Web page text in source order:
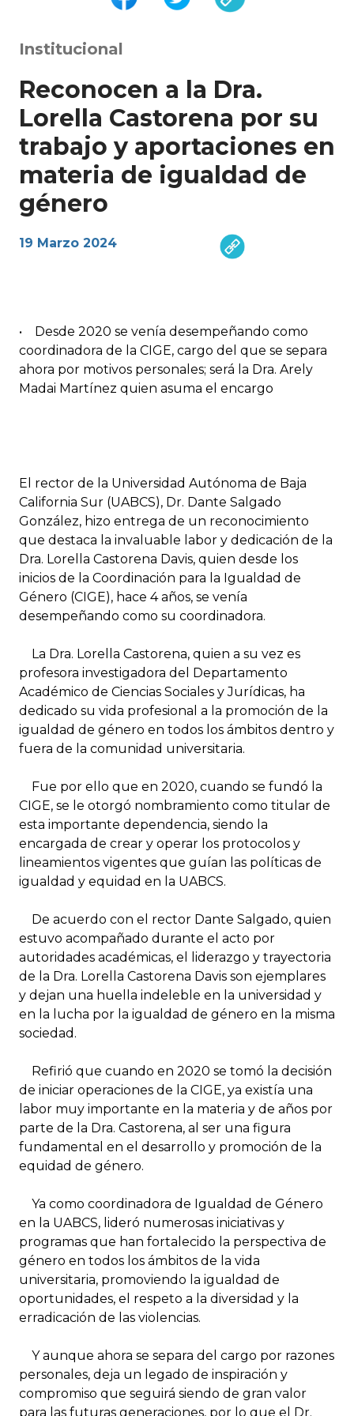
Institucional
Reconocen a la Dra.
Lorella Castorena por su
trabajo y aportaciones en
materia de igualdad de
género
19 Marzo 2024
• Desde 2020 se venía desempeñando como
coordinadora de la CIGE, cargo del que se separa
ahora por motivos personales; será la Dra. Arely
Madai Martínez quien asuma el encargo
El rector de la Universidad Autónoma de Baja
California Sur (UABCS), Dr. Dante Salgado
González, hizo entrega de un reconocimiento
que destaca la invaluable labor y dedicación de la
Dra. Lorella Castorena Davis, quien desde los
inicios de la Coordinación para la Igualdad de
Género (CIGE), hace 4 años, se venía
desempeñando como su coordinadora.
La Dra. Lorella Castorena, quien a su vez es
profesora investigadora del Departamento
Académico de Ciencias Sociales y Jurídicas, ha
dedicado su vida profesional a la promoción de la
igualdad de género en todos los ámbitos dentro y
fuera de la comunidad universitaria.
Fue por ello que en 2020, cuando se fundó la
CIGE, se le otorgó nombramiento como titular de
esta importante dependencia, siendo la
encargada de crear y operar los protocolos y
lineamientos vigentes que guían las políticas de
igualdad y equidad en la UABCS.
De acuerdo con el rector Dante Salgado, quien
estuvo acompañado durante el acto por
autoridades académicas, el liderazgo y trayectoria
de la Dra. Lorella Castorena Davis son ejemplares
y dejan una huella indeleble en la universidad y
en la lucha por la igualdad de género en la misma
sociedad.
Refirió que cuando en 2020 se tomó la decisión
de iniciar operaciones de la CIGE, ya existía una
labor muy importante en la materia y de años por
parte de la Dra. Castorena, al ser una figura
fundamental en el desarrollo y promoción de la
equidad de género.
Ya como coordinadora de Igualdad de Género
en la UABCS, lideró numerosas iniciativas y
programas que han fortalecido la perspectiva de
género en todos los ámbitos de la vida
universitaria, promoviendo la igualdad de
oportunidades, el respeto a la diversidad y la
erradicación de las violencias.
Y aunque ahora se separa del cargo por razones
personales, deja un legado de inspiración y
compromiso que seguirá siendo de gran valor
para las futuras generaciones, por lo que el Dr.